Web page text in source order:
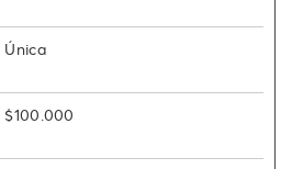
Única
$100.000